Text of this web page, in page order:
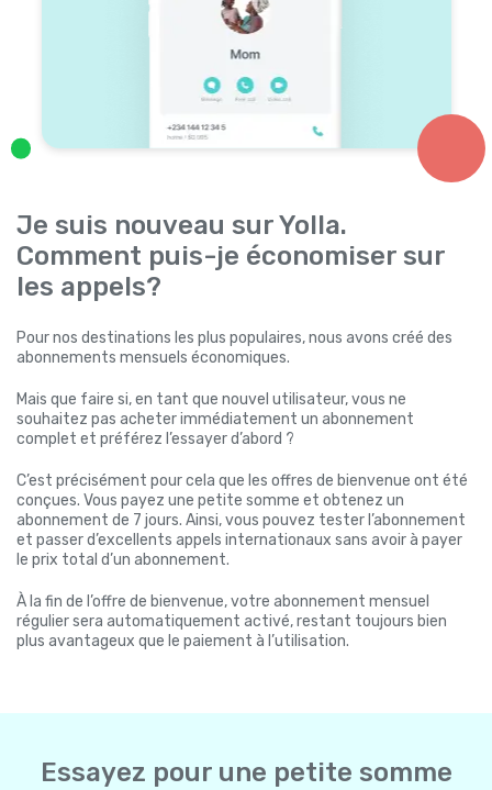
Je suis nouveau sur Yolla.
Comment puis-je économiser sur
les appels?
Pour nos destinations les plus populaires, nous avons créé des
abonnements mensuels économiques.
Mais que faire si, en tant que nouvel utilisateur, vous ne
souhaitez pas acheter immédiatement un abonnement
complet et préférez l’essayer d’abord ?
C’est précisément pour cela que les offres de bienvenue ont été
conçues. Vous payez une petite somme et obtenez un
abonnement de 7 jours. Ainsi, vous pouvez tester l’abonnement
et passer d’excellents appels internationaux sans avoir à payer
le prix total d’un abonnement.
À la fin de l’offre de bienvenue, votre abonnement mensuel
régulier sera automatiquement activé, restant toujours bien
plus avantageux que le paiement à l’utilisation.
Essayez pour une petite somme